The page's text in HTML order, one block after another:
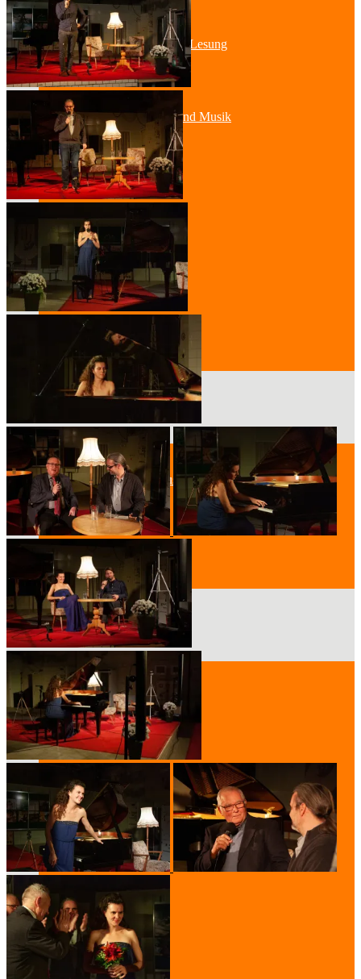
Szenische Lesung
Lesung und Musik
Spurensuche
Der Vorstand
Mitglied werden
Geschichte des Hauses
Archiv
ab 2019
2025
2024